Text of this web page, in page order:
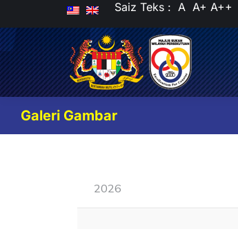
Saiz Teks : A A+ A++
Galeri Gambar
2026